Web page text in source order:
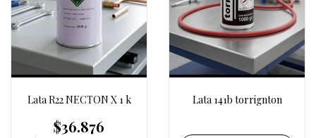
Lata R22 NECTON X 1 k
$36.876
Lata 141b torrignton